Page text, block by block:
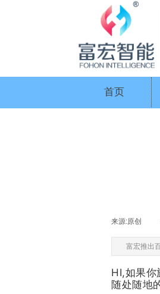
首页
来源:原创
富宏推出
HI,如果你
随处随地